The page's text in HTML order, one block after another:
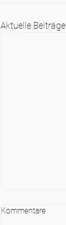
Aktuelle Beiträge
Kommentare